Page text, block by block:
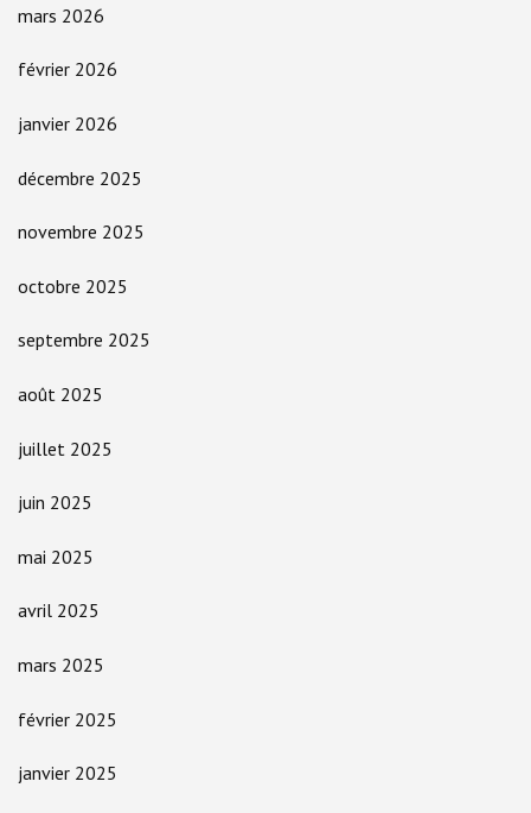
mars 2026
février 2026
janvier 2026
décembre 2025
novembre 2025
octobre 2025
septembre 2025
août 2025
juillet 2025
juin 2025
mai 2025
avril 2025
mars 2025
février 2025
janvier 2025